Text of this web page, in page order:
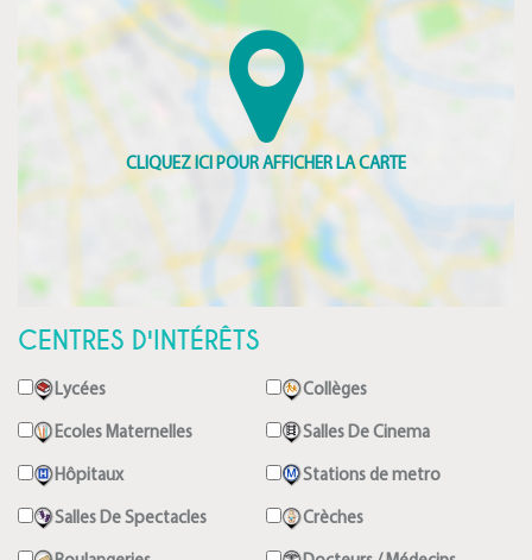
CENTRES D'INTÉRÊTS
Lycées Collèges
Ecoles Maternelles Salles De Cinema
Hôpitaux Stations de metro
Salles De Spectacles Crèches